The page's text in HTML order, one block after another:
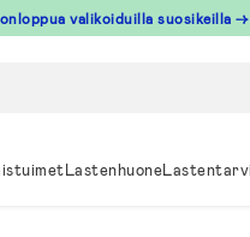
valikoiduilla suosikeilla →
Lastenhuone